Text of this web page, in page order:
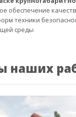
обеспечение
техники
среды
наших